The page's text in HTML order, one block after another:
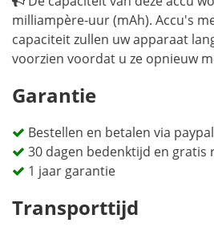
milliampère-uur (mAh). Accu's
capaciteit zullen uw apparaat
voorzien voordat u ze opnieuw
Garantie
Bestellen en betalen via paypal
30 dagen bedenktijd en gratis
1 jaar garantie
Transporttijd